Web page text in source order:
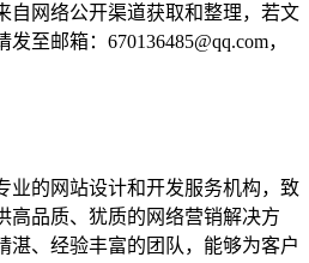
自网络公开渠道获取和整理，若文
至邮箱：670136485@qq.com，
业的网站设计和开发服务机构，致
高品质、犹质的网络营销解决方
湛、经验丰富的团队，能够为客户